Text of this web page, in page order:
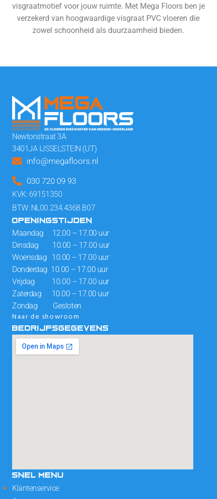
visgraatmotief voor jouw ruimte. Met Mega Floors ben je
verzekerd van hoogwaardige visgraat PVC vloeren die
zowel schoonheid als duurzaamheid bieden.
Newtonstraat 3A
3401JA IJSSELSTEIN (UT)
info@megafloors.nl
030 720 09 93
KVK: 69151350
BTW: NL00.234.4368.B07
OPENINGSTIJDEN
Maandag 12.00 – 17.00 uur
Dinsdag 10.00 – 17.00 uur
Woensdag 10.00 – 17.00 uur
Donderdag 10.00 – 17.00 uur
Vrijdag 10.00 – 17.00 uur
Zaterdag 10.00 – 17.00 uur
Zondag Gesloten
Naar de showroom
BEDRIJFSGEGEVENS
SNEL MENU
Klantenservice